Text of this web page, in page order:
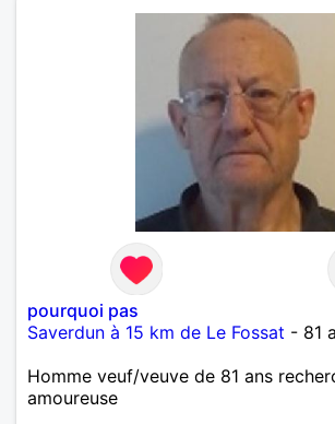
pourquoi pas
Saverdun à 15 km de Le Fossat - 81
Homme veuf/veuve de 81 ans
amoureuse